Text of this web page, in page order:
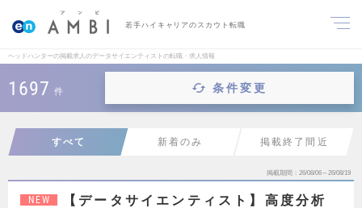
若手ハイキャリアのスカウト転職
ヘッドハンターの掲載求人のデータサイエンティストの転職・求人情報
1697 件 条件変更
すべて 新着のみ 掲載終了間近
掲載期間 26/08/06～26/08/19
NEW
【データサイエンティスト】高度分析